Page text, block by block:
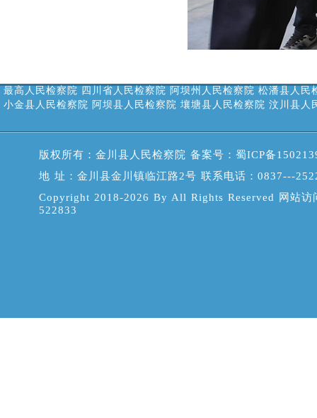
最高人民检察院 四川省人民检察院 阿坝州人民检察院 松潘县人民
小金县人民检察院 阿坝县人民检察院 壤塘县人民检察院 汶川县人
版权所有：金川县人民检察院 备案号： 蜀ICP备
地 址：金川县金川镇临江路2号 联系电话：0837---
Copyright 2018-2026 By All Rights Reserved 网站访
522833